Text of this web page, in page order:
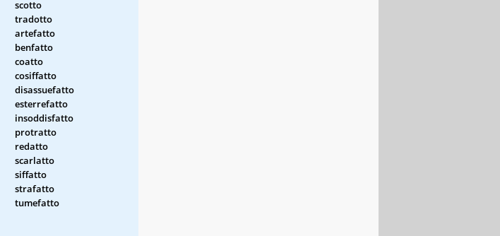
scotto
tradotto
artefatto
benfatto
coatto
cosiffatto
disassuefatto
esterrefatto
insoddisfatto
protratto
redatto
scarlatto
siffatto
strafatto
tumefatto